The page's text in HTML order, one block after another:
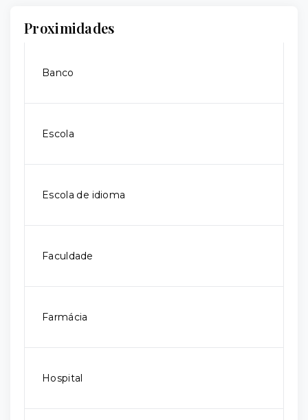
Proximidades
Banco
Escola
Escola de idioma
Faculdade
Farmácia
Hospital